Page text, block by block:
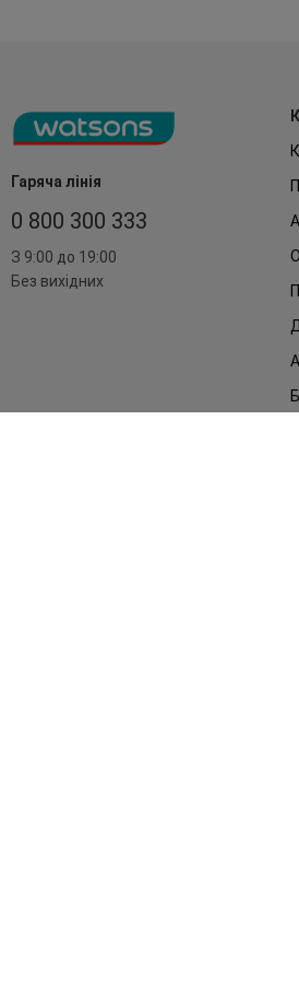
Гаряча лінія
0 800 300 333
З 9:00 до 19:00
Без вихідних